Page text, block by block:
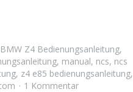
BMW Z4 Bedienungsanleitung,
, manual, ncs, ncs
, z4 e85 bedienungsanleitung,
1 Kommentar